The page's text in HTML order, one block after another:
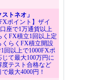
トネオ」
ポイント】ザイ
座で1万通貨以上
くFX積立1回以上定
くらくFX積立開設
回以上で1000FXポ
て最大100万円に
テスト合格など
最大4000円！